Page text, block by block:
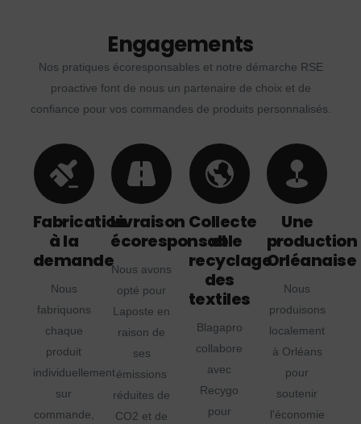
Engagements
Nos pratiques écoresponsables et notre démarche RSE
proactive font de nous un partenaire de choix et de
confiance pour vos commandes de produits personnalisés.
Fabrication
à la
demande
Nous
fabriquons
chaque
produit
individuellement
sur
commande,
Livraison
écoresponsable
Nous avons
opté pour
Laposte en
raison de
ses
émissions
réduites de
CO2 et de
Collecte
et
recyclage
des
textiles
Blagapro
collabore
avec
Recygo
pour
Une
production
Orléanaise
Nous
produisons
localement
à Orléans
pour
soutenir
l'économie